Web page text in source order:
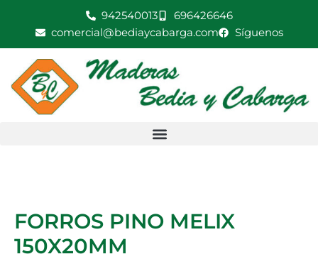
942540013
696426646
comercial@bediaycabarga.com
Síguenos
FORROS PINO MELIX
150X20MM